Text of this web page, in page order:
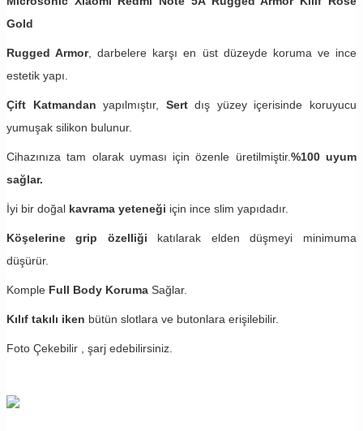
Gold
Rugged Armor, darbelere karşı en üst düzeyde koruma ve ince
estetik yapı.
Çift Katmandan yapılmıştır, Sertdış yüzey içerisinde koruyucu
yumuşak silikon bulunur.
Cihazınıza tam olarak uyması için özenle üretilmiştir.%100 uyum
sağlar.
İyi bir doğal kavrama yeteneği için ince slim yapıdadır.
Köşelerine grip özelliği katılarak elden düşmeyi minimuma
düşürür.
Komple Full Body Koruma Sağlar.
Kılıf takılı iken bütün slotlara ve butonlara erişilebilir.
Foto Çekebilir , şarj edebilirsiniz.